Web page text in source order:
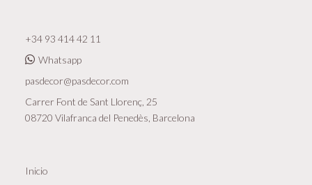
+34 93 414 42 11
Whatsapp
pasdecor@pasdecor.com
Carrer Font de Sant Llorenç, 25
08720 Vilafranca del Penedès, Barcelona
Inicio